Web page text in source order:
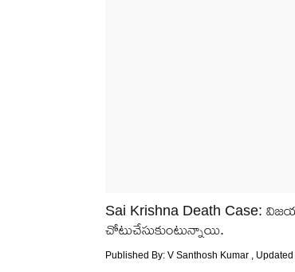
Sai Krishna Death Case:
చోటుచేసుకుంటున్నాయి.
Published By: V Santhosh Kumar ,